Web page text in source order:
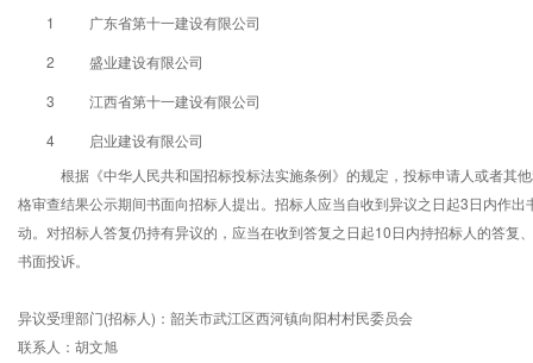
1
广东省第十一建设有限公司
2
盛业建设有限公司
3
江西省第十一建设有限公司
4
启业建设有限公司
根据《中华人民共和国招标投标法实施条例》的规定，投标申请人或者其
格审查结果公示期间书面向招标人提出。招标人应当自收到异议之日起3日内作
动。对招标人答复仍持有异议的，应当在收到答复之日起10日内持招标人的答复
书面投诉。
异议受理部门(招标人)：韶关市武江区西河镇向阳村村民委员会
联系人：胡文旭